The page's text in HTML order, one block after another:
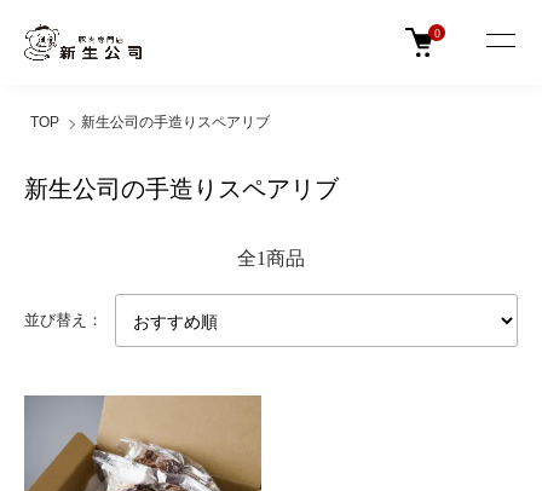
0
TOP 新生公司の手造りスペアリブ
新生公司の手造りスペアリブ
全1商品
並び替え：